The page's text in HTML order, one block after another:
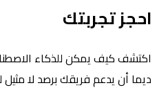
احجز تجربتك
اكتشف كيف يمكن للذكاء
ديما أن يدعم فريقك برصد لا